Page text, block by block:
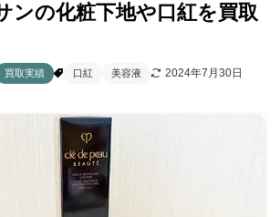
ンの化粧下地や口紅を買取
買取実績 口紅 美容液 2024年7月30日